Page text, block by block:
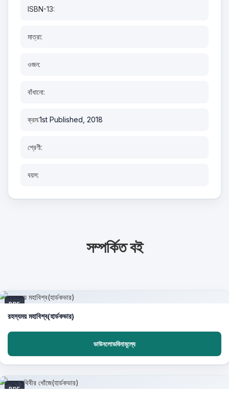
ISBN-13:
মাত্রা:
ওজন:
বাঁধানো:
ক্রম:1st Published, 2018
শ্রেণী:
বয়স:
সম্পর্কিত বই
PDF
রহস্যময় মহাবিশ্ব(হার্ডকভার)
ডাউনলোডবিনামূল্যে
PDF